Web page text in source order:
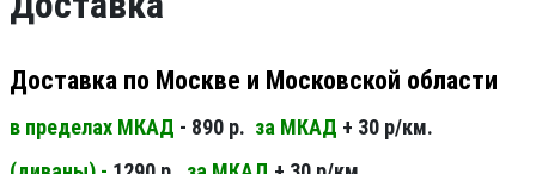
Доставка по Москве и Московской области
в пределах МКАД - 890 р. за МКАД + 30 р/км.